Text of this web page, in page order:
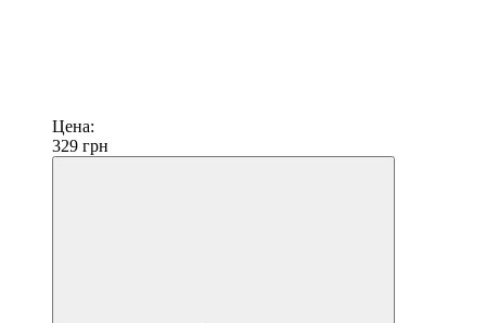
Цена:
329 грн